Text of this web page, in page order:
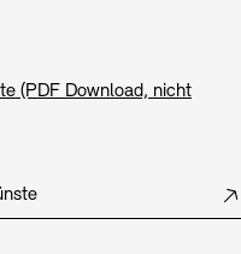
(PDF Download, nicht